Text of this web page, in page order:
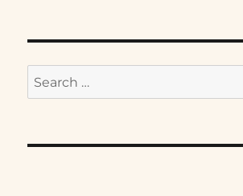
Search
for: